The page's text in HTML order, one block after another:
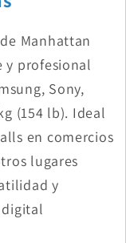
Manhattan
y profesional
Sony,
(154 lb). Ideal
en comercios
lugares
y